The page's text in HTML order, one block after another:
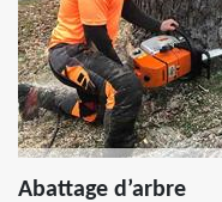
Abattage d’arbre